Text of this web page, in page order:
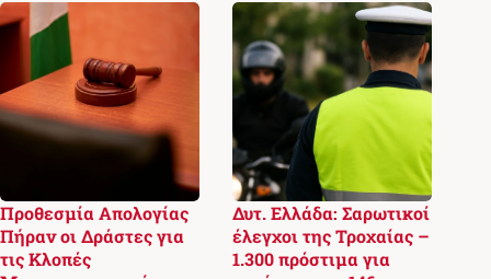
Προθεσμία Απολογίας
Πήραν οι Δράστες για
τις Κλοπές
Δυτ. Ελλάδα: Σαρωτικοί
έλεγχοι της Τροχαίας –
1.300 πρόστιμα για